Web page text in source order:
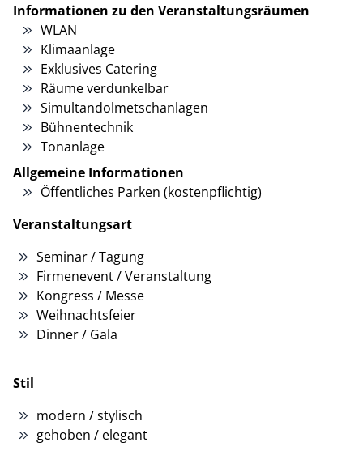
Informationen zu den Veranstaltungsräumen
WLAN
Klimaanlage
Exklusives Catering
Räume verdunkelbar
Simultandolmetschanlagen
Bühnentechnik
Tonanlage
Allgemeine Informationen
Öffentliches Parken (kostenpflichtig)
Veranstaltungsart
Seminar / Tagung
Firmenevent / Veranstaltung
Kongress / Messe
Weihnachtsfeier
Dinner / Gala
Stil
modern / stylisch
gehoben / elegant